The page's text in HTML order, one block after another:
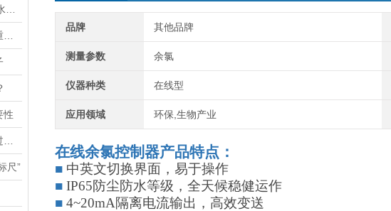
性
尺”
品牌 其他品牌
测量参数 余氯
仪器种类 在线型
应用领域 环保,生物产业
在线余氯控制器产品特点：
■ 中英文切换界面，易于操作
■ IP65防尘防水等级，全天候稳健运作
■ 4~20mA隔离电流输出，高效变送